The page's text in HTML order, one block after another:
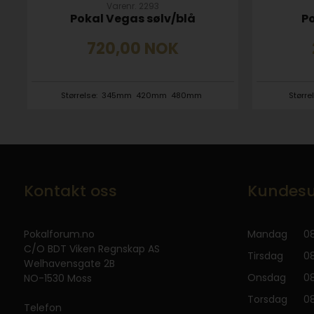
Varenr. 2293
Pokal Vegas sølv/blå
720,00 NOK
Størrelse: 345mm 420mm 480mm
Kontakt oss
Pokalforum.no
C/O BDT Viken Regnskap AS
Welhavensgate 2B
NO-1530 Moss
Telefon
Mandag
Tirsdag
Onsdag
Torsdag